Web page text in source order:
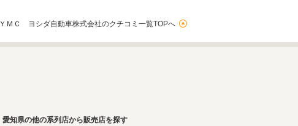
ＹＭＣ ヨシダ自動車株式会社のクチコミ一覧TOPへ
愛知県の他の系列店から販売店を探す